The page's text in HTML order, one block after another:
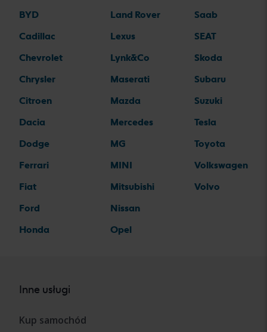
BYD
Cadillac
Chevrolet
Chrysler
Citroen
Dacia
Dodge
Ferrari
Fiat
Ford
Honda
Land Rover
Lexus
Lynk&Co
Maserati
Mazda
Mercedes
MG
MINI
Mitsubishi
Nissan
Opel
Saab
SEAT
Skoda
Subaru
Suzuki
Tesla
Toyota
Volkswagen
Volvo
Inne usługi
Kup samochód